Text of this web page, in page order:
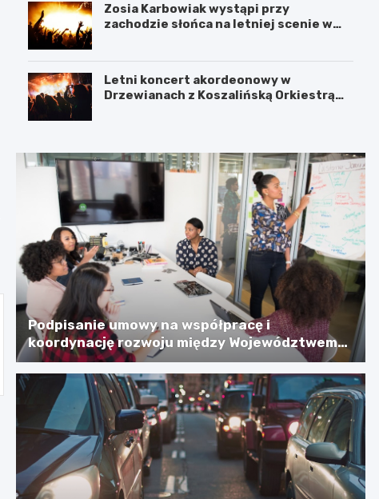
Zosia Karbowiak wystąpi przy
zachodzie słońca na letniej scenie w
Letni koncert akordeonowy w
Drzewianach z Koszalińską Orkiestrą
Podpisanie umowy na współpracę i
koordynację rozwoju między Województwem
Zachodniopomorskim a Gminą Miastem
Koszalin